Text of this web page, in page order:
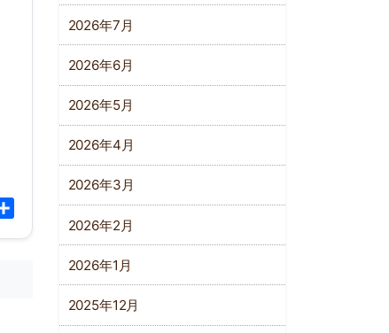
2026年7月
2026年6月
2026年5月
2026年4月
2026年3月
2026年2月
2026年1月
2025年12月